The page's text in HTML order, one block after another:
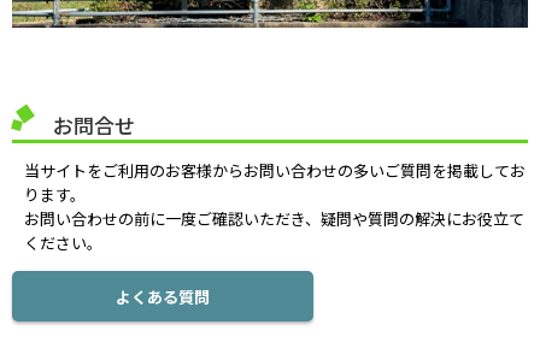
お問合せ
当サイトをご利用のお客様からお問い合わせの多いご質問を掲載してお
ります。
お問い合わせの前に一度ご確認いただき、疑問や質問の解決にお役立て
ください。
よくある質問